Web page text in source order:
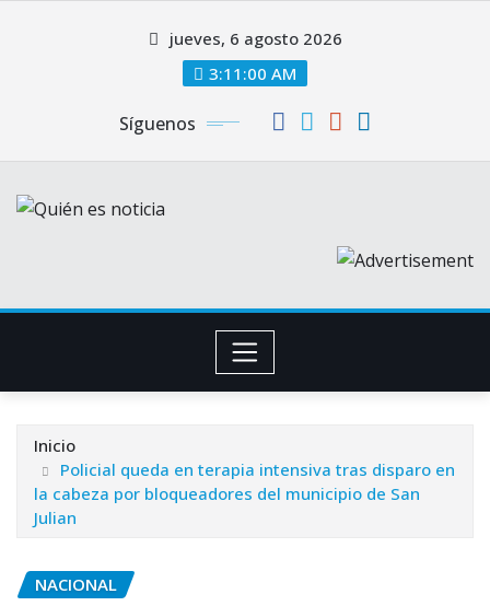
jueves, 6 agosto 2026
3:11:01 AM
Síguenos
Inicio
Policial queda en terapia intensiva tras disparo en
la cabeza por bloqueadores del municipio de San
Julian
NACIONAL